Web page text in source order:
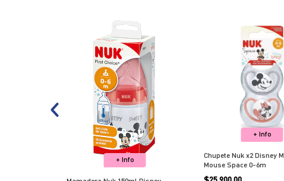
+ Info
+ Info
Chupete Nuk x2 Disney
Mouse Space 0-6m